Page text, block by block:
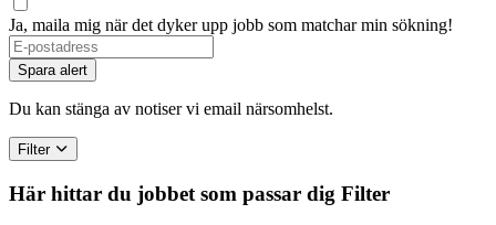
Ja, maila mig när det dyker upp jobb som matchar min sökning!
Spara alert
Du kan stänga av notiser vi email närsomhelst.
Filter
Här hittar du jobbet som passar dig Filter